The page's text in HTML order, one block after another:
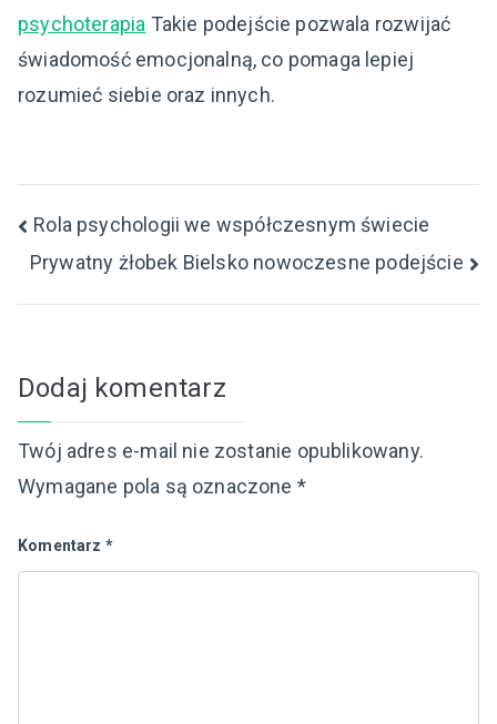
psychoterapia Takie podejście pozwala rozwijać
świadomość emocjonalną, co pomaga lepiej
rozumieć siebie oraz innych.
Nawigacja
wpisu
Rola psychologii we współczesnym świecie
Prywatny żłobek Bielsko nowoczesne podejście
Dodaj komentarz
Twój adres e-mail nie zostanie opublikowany.
Wymagane pola są oznaczone *
Komentarz *